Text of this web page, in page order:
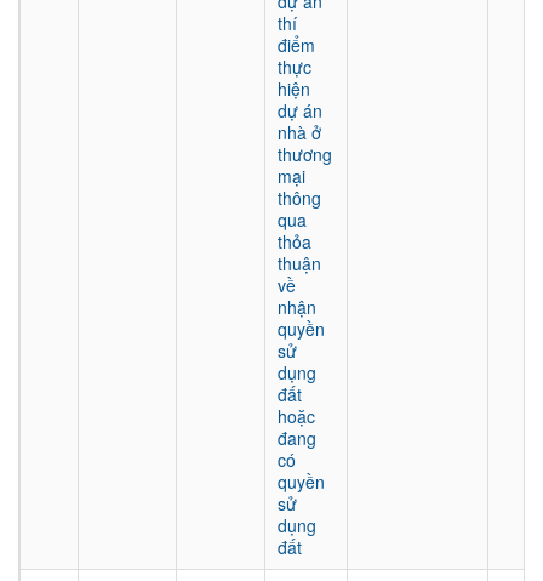
thí
điểm
thực
hiện
dự án
nhà ở
thương
mại
thông
qua
thỏa
thuận
về
nhận
quyền
sử
dụng
đất
hoặc
đang
có
quyền
sử
dụng
đất